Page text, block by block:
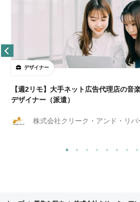
デザイナー
【週2リモ】大手ネット広告代理店の音
デザイナー（派遣）
株式会社クリーク・アンド・リバ